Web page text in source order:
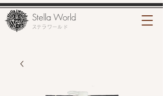
Stella World
​ステラワールド